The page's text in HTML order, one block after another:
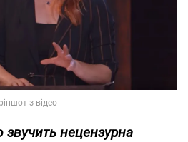
нецензурна